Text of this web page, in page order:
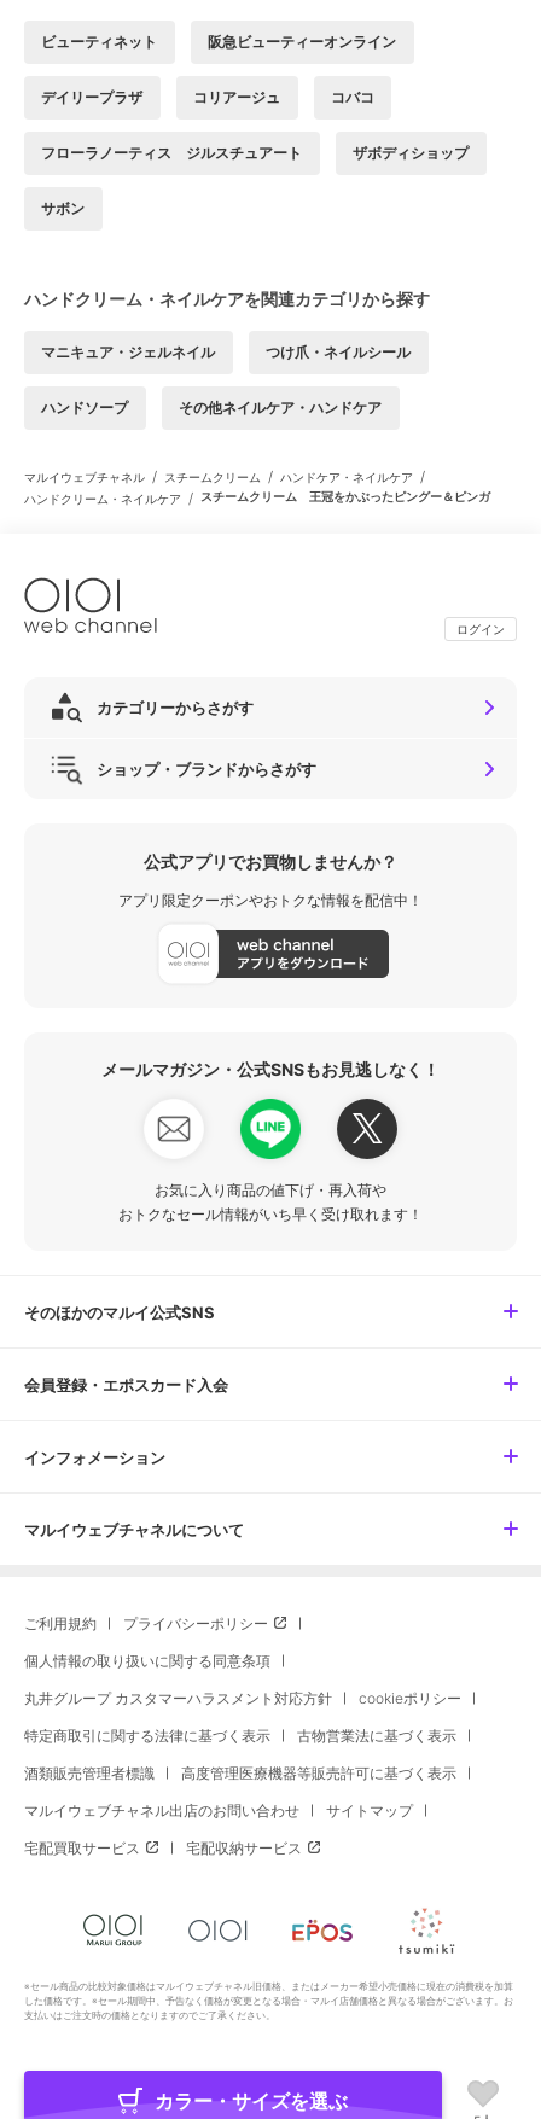
ビューティネット 阪急ビューティーオンライン
デイリープラザ コリアージュ コバコ
フローラノーティス ジルスチュアート ザボディショップ
サボン
ハンドクリーム・ネイルケアを関連カテゴリから探す
マニキュア・ジェルネイル つけ爪・ネイルシール
ハンドソープ その他ネイルケア・ハンドケア
マルイウェブチャネル / スチームクリーム / ハンドケア・ネイルケア /
ハンドクリーム・ネイルケア / スチームクリーム 王冠をかぶったピングー＆ピンガ
ログイン
カテゴリーからさがす
ショップ・ブランドからさがす
公式アプリでお買物しませんか？
アプリ限定クーポンやおトクな情報を配信中！
メールマガジン・公式SNSもお見逃しなく！
お気に入り商品の値下げ・再入荷や
おトクなセール情報がいち早く受け取れます！
そのほかのマルイ公式SNS
会員登録・エポスカード入会
インフォメーション
マルイウェブチャネルについて
ご利用規約 プライバシーポリシー
個人情報の取り扱いに関する同意条項
丸井グループ カスタマーハラスメント対応方針 cookieポリシー
特定商取引に関する法律に基づく表示 古物営業法に基づく表示
酒類販売管理者標識 高度管理医療機器等販売許可に基づく表示
マルイウェブチャネル出店のお問い合わせ サイトマップ
宅配買取サービス 宅配収納サービス
※セール商品の比較対象価格はマルイウェブチャネル旧価格、またはメーカー希望小売価格に現在の消費税を加算
した価格です。※セール期間中、予告なく価格が変更となる場合・マルイ店舗価格と異なる場合がございます。お
支払いはご注文時の価格となりますのでご了承ください。
Copyright All Rights Reserved. MARUI Co., Ltd
カラー・サイズを選ぶ